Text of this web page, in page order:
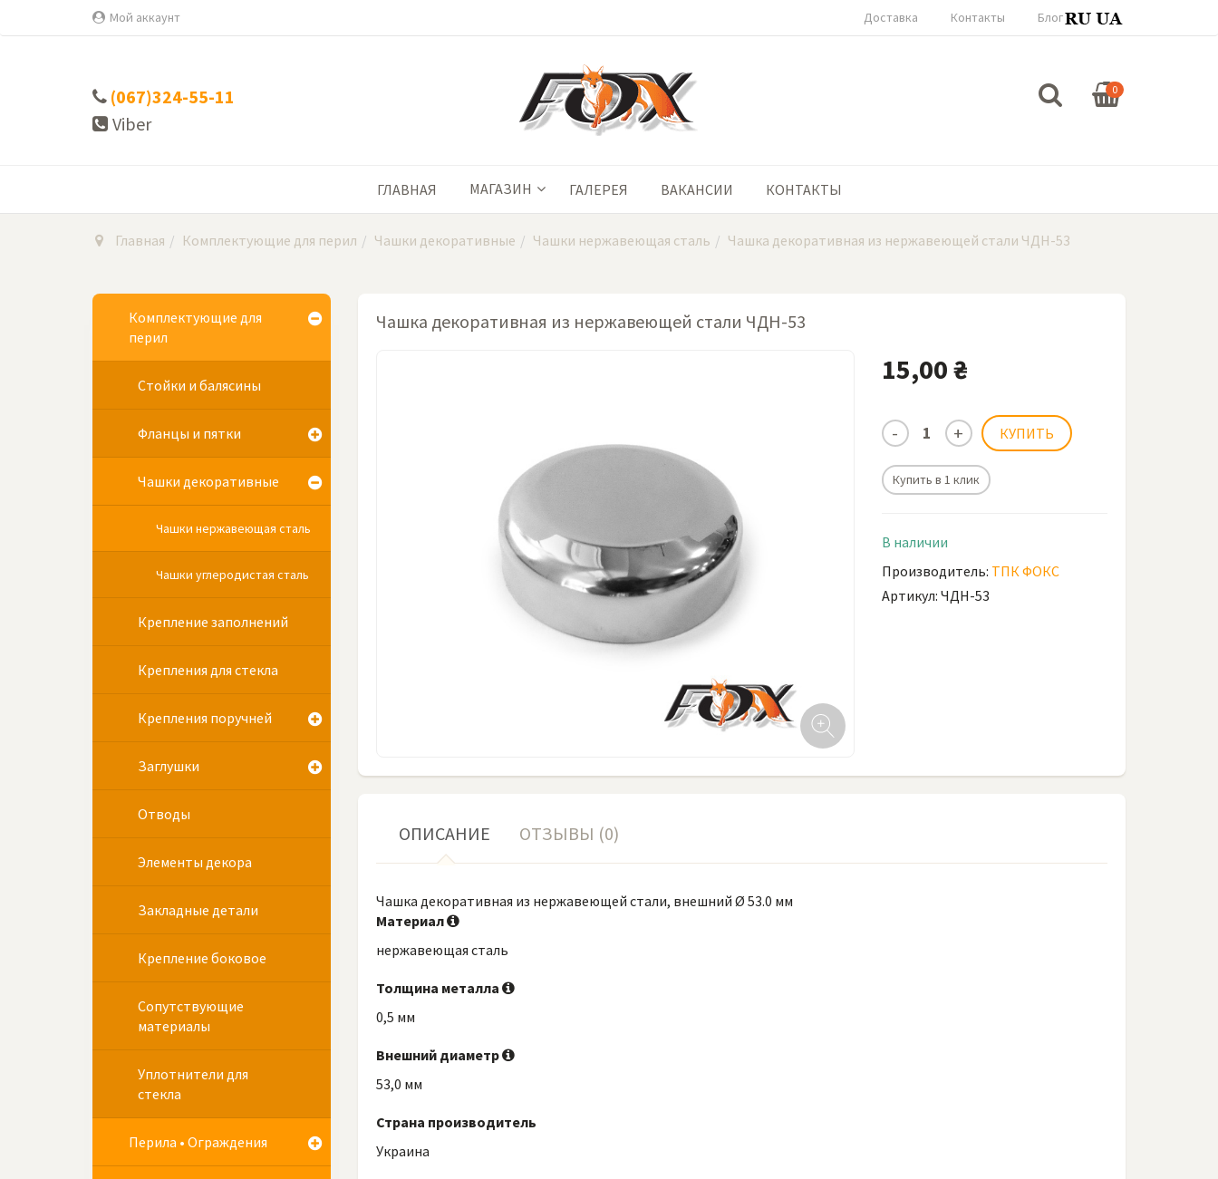
Мой аккаунт Доставка Контакты Блог
(067)324-55-11
Viber
0
ГЛАВНАЯ МАГАЗИН ГАЛЕРЕЯ ВАКАНСИИ КОНТАКТЫ
Главная Комплектующие для перил Чашки декоративные Чашки нержавеющая сталь Чашка декоративная из нержавеющей стали ЧДН-53
Чашка декоративная из нержавеющей стали ЧДН-53
15,00 ₴
Купить в 1 клик
В наличии
Производитель: ТПК ФОКС
Артикул: ЧДН-53
ОПИСАНИЕ ОТЗЫВЫ (0)
Чашка декоративная из нержавеющей стали, внешний Ø 53.0 мм
Материал
нержавеющая сталь
Толщина металла
0,5 мм
Внешний диаметр
53,0 мм
Страна производитель
Украина
Комплектующие для
перил
Стойки и балясины
Фланцы и пятки
Чашки декоративные
Чашки нержавеющая сталь
Чашки углеродистая сталь
Крепление заполнений
Крепления для стекла
Крепления поручней
Заглушки
Отводы
Элементы декора
Закладные детали
Крепление боковое
Сопутствующие
материалы
Уплотнители для
стекла
Перила • Ограждения